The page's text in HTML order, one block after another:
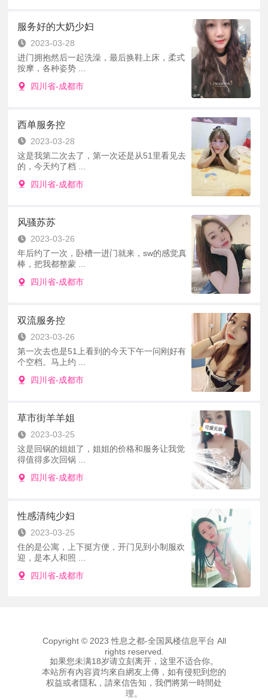
服务好的大奶少妇
2023-03-28
进门拥抱然后一起洗澡，最后换鞋上床，柔式
按摩，各种姿势 ...
四川省-成都市
西单服务控
2023-03-28
这是我第二次去了，第一次还是从51里看见去
的，今天约了档 ...
四川省-成都市
风骚苏苏
2023-03-26
年后约了一次，卧槽一进门就来，sw的感觉真
棒，把我都整蒙 ...
四川省-成都市
双流服务控
2023-03-26
第一次去也是51上看到的今天下午一问刚好有
个空档。马上约 ...
四川省-成都市
草市街羊羊姐
2023-03-25
这是回锅的姐姐了，姐姐的价格和服务让我觉
得值得多次回锅 ...
四川省-成都市
性感清纯少妇
2023-03-25
住的是公寓，上下挺方便，开门见到小制服欢
迎，是本人和照 ...
四川省-成都市
Copyright © 2023 性息之都-全国凤楼信息平台 All
rights reserved.
如果您未满18岁请立刻离开，这里不适合你。
本站所有內容資均來自網友上傳，如有侵犯到您的
权益或者隱私，請來信告知，我們將第一時間处
理。